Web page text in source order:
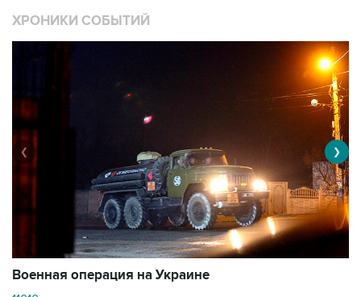
ХРОНИКИ СОБЫТИЙ
Военная операция на Украине
❮ ❯